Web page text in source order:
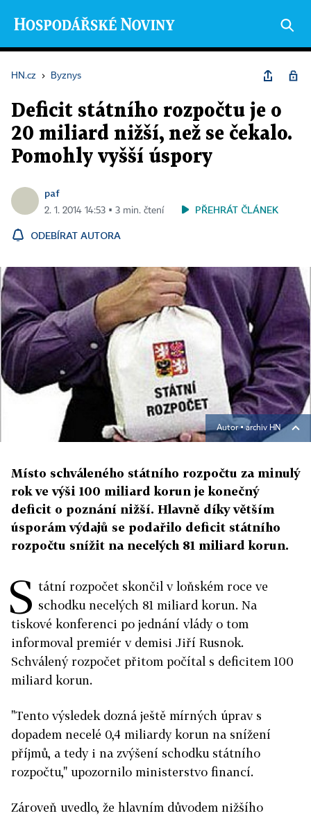
HN.cz › Byznys
Deficit státního rozpočtu je o
20 miliard nižší, než se čekalo.
Pomohly vyšší úspory
paf
2. 1. 2014 14:53 ▪ 3 min. čtení PŘEHRÁT ČLÁNEK
ODEBÍRAT AUTORA
Autor ▪archiv HN
Místo schváleného státního rozpočtu za minulý
rok ve výši 100 miliard korun je konečný
deficit o poznání nižší. Hlavně díky větším
úsporám výdajů se podařilo deficit státního
rozpočtu snížit na necelých 81 miliard korun.
S tátní rozpočet skončil v loňském roce ve
schodku necelých 81 miliard korun. Na
tiskové konferenci po jednání vlády o tom
informoval premiér v demisi Jiří Rusnok.
Schválený rozpočet přitom počítal s deficitem 100
miliard korun.
"Tento výsledek dozná ještě mírných úprav s
dopadem necelé 0,4 miliardy korun na snížení
příjmů, a tedy i na zvýšení schodku státního
rozpočtu," upozornilo ministerstvo financí.
Zároveň uvedlo, že hlavním důvodem nižšího